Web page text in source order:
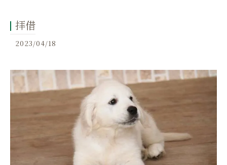
拝借
2023/04/18